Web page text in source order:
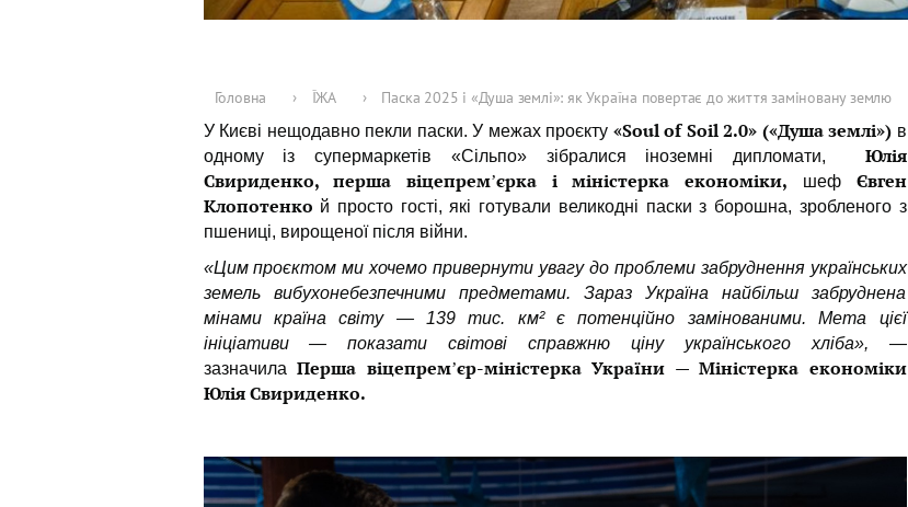
Головна › ЇЖА › Паска 2025 і «Душа землі»: як Україна повертає до життя заміновану землю
У Києві нещодавно пекли паски. У межах проєкту «Soul of Soil 2.0» («Душа землі») в
одному із супермаркетів «Сільпо» зібралися іноземні дипломати, Юлія
Свириденко, перша віцепремʼєрка і міністерка економіки, шеф Євген
Клопотенко й просто гості, які готували великодні паски з борошна, зробленого з
пшениці, вирощеної після війни.
«Цим проєктом ми хочемо привернути увагу до проблеми забруднення українських
земель вибухонебезпечними предметами. Зараз Україна найбільш забруднена
мінами країна світу — 139 тис. км² є потенційно замінованими. Мета цієї
ініціативи — показати світові справжню ціну українського хліба», —
зазначила Перша віцепремʼєр-міністерка України — Міністерка економіки
Юлія Свириденко.